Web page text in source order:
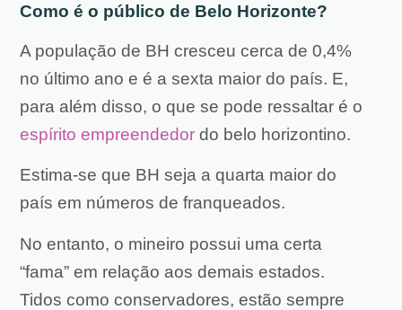
Como é o público de Belo Horizonte?
A população de BH cresceu cerca de 0,4%
no último ano e é a sexta maior do país. E,
para além disso, o que se pode ressaltar é o
espírito empreendedor do belo horizontino.
Estima-se que BH seja a quarta maior do
país em números de franqueados.
No entanto, o mineiro possui uma certa
“fama” em relação aos demais estados.
Tidos como conservadores, estão sempre